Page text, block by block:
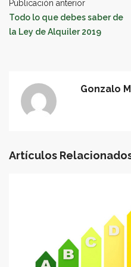
Publicación anterior
Todo lo que debes saber de
la Ley de Alquiler 2019
Gonzalo
Artículos